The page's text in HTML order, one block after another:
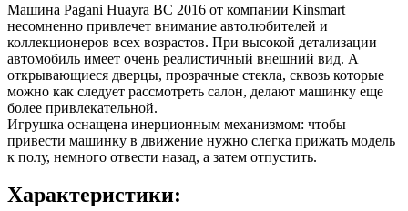
Машина Pagani Huayra BC 2016 от компании Kinsmart
несомненно привлечет внимание автолюбителей и
коллекционеров всех возрастов. При высокой детализации
автомобиль имеет очень реалистичный внешний вид. А
открывающиеся дверцы, прозрачные стекла, сквозь которые
можно как следует рассмотреть салон, делают машинку еще
более привлекательной.
Игрушка оснащена инерционным механизмом: чтобы
привести машинку в движение нужно слегка прижать модель
к полу, немного отвести назад, а затем отпустить.
Характеристики: